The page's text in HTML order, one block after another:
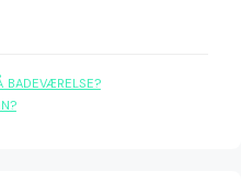
BADEVÆRELSE?